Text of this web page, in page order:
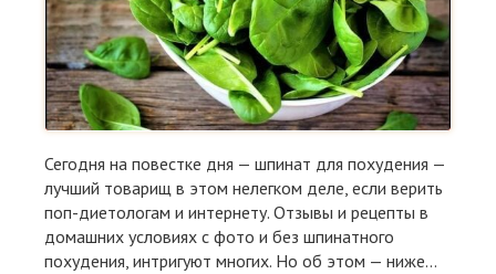
Сегодня на повестке дня — шпинат для похудения —
лучший товарищ в этом нелегком деле, если верить
поп-диетологам и интернету. Отзывы и рецепты в
домашних условиях с фото и без шпинатного
похудения, интригуют многих. Но об этом — ниже...